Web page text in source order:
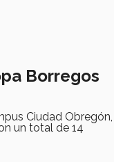
Borregos
Ciudad Obregón,
un total de 14